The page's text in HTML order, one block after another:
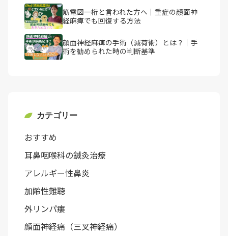
筋電図一桁と言われた方へ｜重症の顔面神
経麻痺でも回復する方法
顔面神経麻痺の手術（減荷術）とは？｜手
術を勧められた時の判断基準
カテゴリー
おすすめ
耳鼻咽喉科の鍼灸治療
アレルギー性鼻炎
加齢性難聴
外リンパ瘻
顔面神経痛（三叉神経痛）